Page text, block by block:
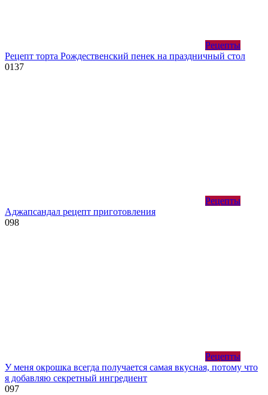
Рецепты
Рецепт торта Рождественский пенек на праздничный стол
0137
Рецепты
Аджапсандал рецепт приготовления
098
Рецепты
У меня окрошка всегда получается самая вкусная, потому что
я добавляю секретный ингредиент
097